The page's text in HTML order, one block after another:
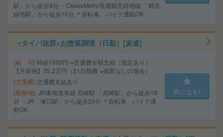
駅」から徒歩8分 ・OsakaMetro長堀鶴見緑地線 「鶴見
緑地駅」から徒歩10分 ＊自転車、バイク通勤OK
<タイパ抜群>お惣菜調理（日勤）[派遣]
給 与 時給1500円 ※交通費全額支給（規定あり）
【月収例】25.2万円（21日勤務 ※残業なしの場合）
交通費 交通費支給あり
勤務地 JR東海道本線 尼崎駅 「尼崎駅」から徒歩19
分 ・JR「塚口駅」から徒歩20分 ＊自転車、バイク通
勤OK
気になる!